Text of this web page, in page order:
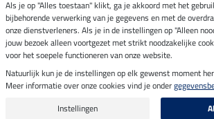
Impressum
Laatste update op 09.08.2026 om
Alle prijzen in euro's, incl. BTW, excl.
Als je op "Alles toestaan" klikt, ga je akkoord met het
bijbehorende verwerking van je gegevens en met de
onze dienstverleners. Als je in de instellingen op "Alleen
jouw bezoek alleen voortgezet met strikt noodzakelijke
voor het soepele functioneren van onze website.
Natuurlijk kun je de instellingen op elk gewenst moment
Meer informatie over onze cookies vind je onder
Instellingen